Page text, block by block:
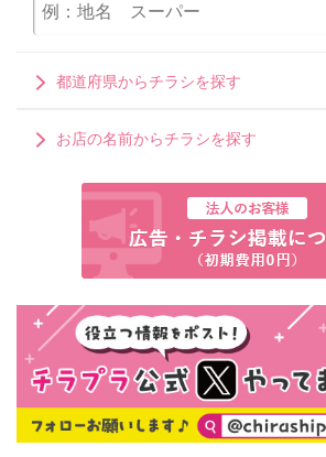
都道府県からチラシを探す
お店の名前からチラシを探す